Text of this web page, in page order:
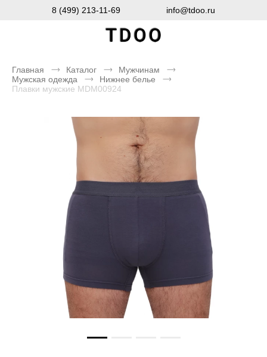
8 (499) 213-11-69 info@tdoo.ru
Главная Каталог
Мужчинам
Мужская одежда
Нижнее белье
Плавки мужские MDM00924